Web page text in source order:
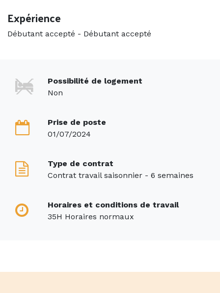
Expérience
Débutant accepté - Débutant accepté
Possibilité de logement
Non
Prise de poste
01/07/2024
Type de contrat
Contrat travail saisonnier - 6 semaines
Horaires et conditions de travail
35H Horaires normaux